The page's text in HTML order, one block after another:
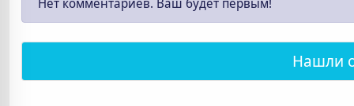
Нашли